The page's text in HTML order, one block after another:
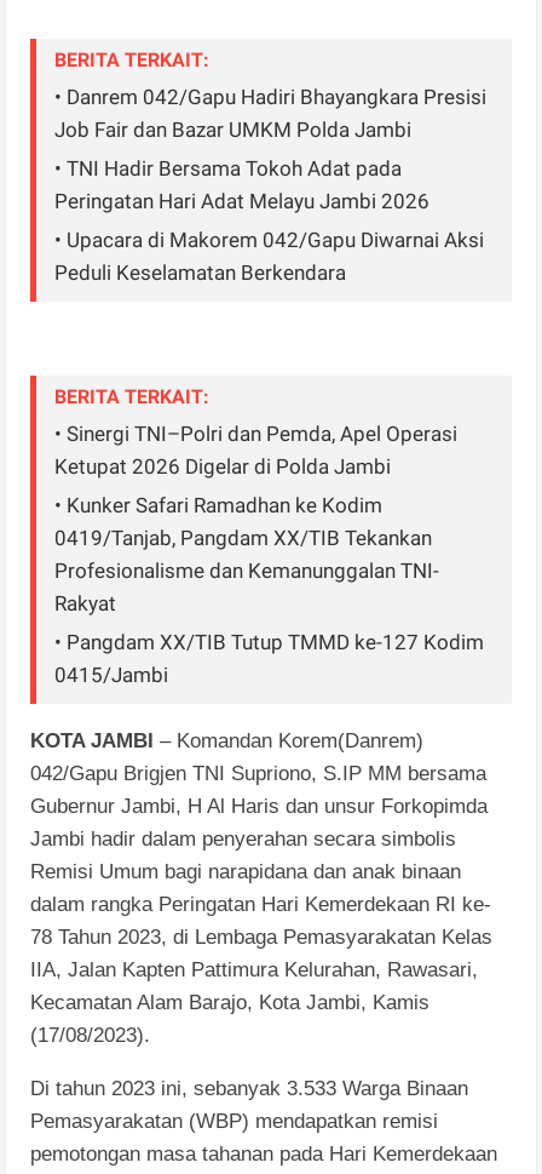
BERITA TERKAIT:
• Danrem 042/Gapu Hadiri Bhayangkara Presisi
Job Fair dan Bazar UMKM Polda Jambi
• TNI Hadir Bersama Tokoh Adat pada
Peringatan Hari Adat Melayu Jambi 2026
• Upacara di Makorem 042/Gapu Diwarnai Aksi
Peduli Keselamatan Berkendara
BERITA TERKAIT:
• Sinergi TNI–Polri dan Pemda, Apel Operasi
Ketupat 2026 Digelar di Polda Jambi
• Kunker Safari Ramadhan ke Kodim
0419/Tanjab, Pangdam XX/TIB Tekankan
Profesionalisme dan Kemanunggalan TNI-
Rakyat
• Pangdam XX/TIB Tutup TMMD ke-127 Kodim
0415/Jambi
KOTA JAMBI – Komandan Korem(Danrem)
042/Gapu Brigjen TNI Supriono, S.IP MM bersama
Gubernur Jambi, H Al Haris dan unsur Forkopimda
Jambi hadir dalam penyerahan secara simbolis
Remisi Umum bagi narapidana dan anak binaan
dalam rangka Peringatan Hari Kemerdekaan RI ke-
78 Tahun 2023, di Lembaga Pemasyarakatan Kelas
IIA, Jalan Kapten Pattimura Kelurahan, Rawasari,
Kecamatan Alam Barajo, Kota Jambi, Kamis
(17/08/2023).
Di tahun 2023 ini, sebanyak 3.533 Warga Binaan
Pemasyarakatan (WBP) mendapatkan remisi
pemotongan masa tahanan pada Hari Kemerdekaan